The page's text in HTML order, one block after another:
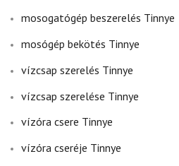
mosogatógép beszerelés Tinnye
mosógép bekötés Tinnye
vízcsap szerelés Tinnye
vízcsap szerelése Tinnye
vízóra csere Tinnye
vízóra cseréje Tinnye